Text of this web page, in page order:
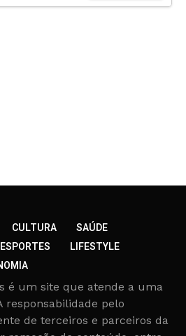
CULTURA
SAÚDE
ESPORTES
LIFESTYLE
é um site que atende a uma
responsabilidade pelo
de terceiros e parceiros da